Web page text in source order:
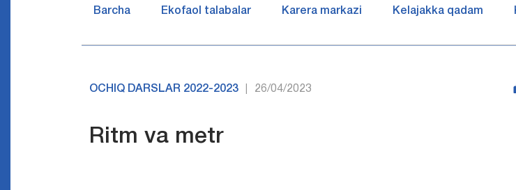
Barcha Ekofaol talabalar Karera markazi Kelajakka qadam
OCHIQ DARSLAR 2022-2023 26/04/2023
Ritm va metr